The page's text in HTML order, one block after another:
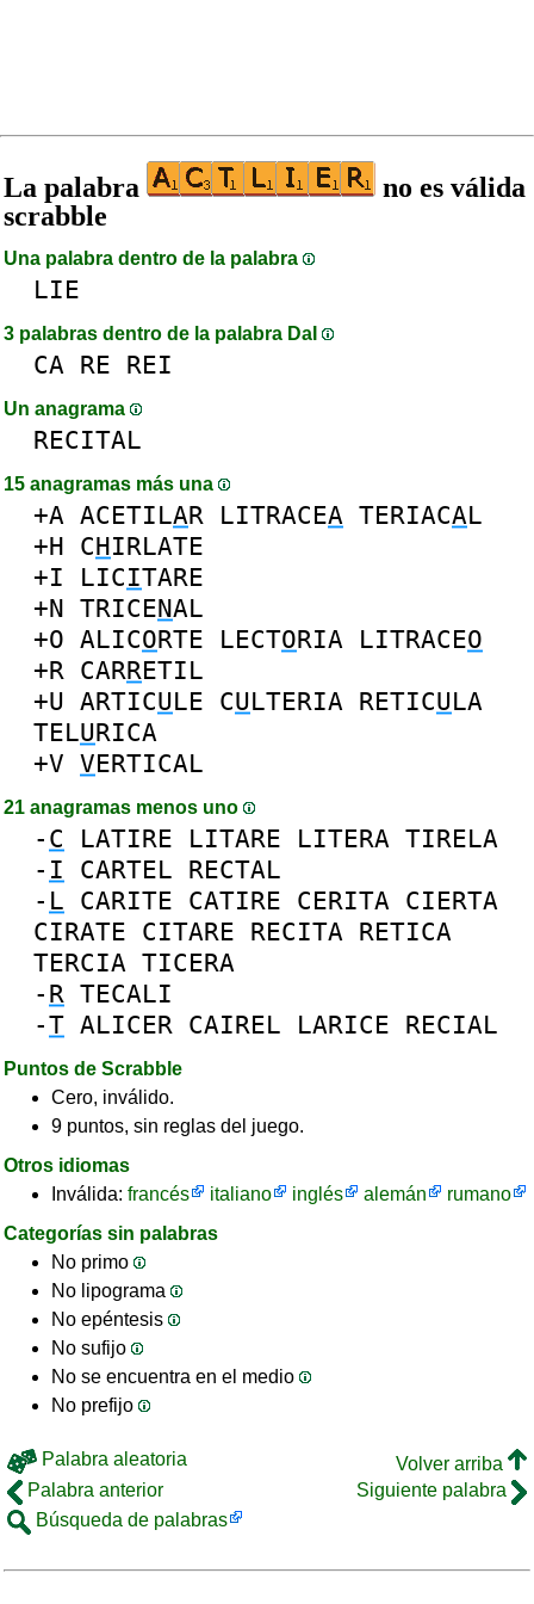
La palabra
no es válida
scrabble
Una palabra dentro de la palabra
LIE
3 palabras dentro de la palabra DaI
CA RE REI
Un anagrama
RECITAL
15 anagramas más una
+A ACETILAR LITRACEA TERIACAL
+H CHIRLATE
+I LICITARE
+N TRICENAL
+O ALICORTE LECTORIA LITRACEO
+R CARRETIL
+U ARTICULE CULTERIA RETICULA
TELURICA
+V VERTICAL
21 anagramas menos uno
- C LATIRE LITARE LITERA TIRELA
- I CARTEL RECTAL
- L CARITE CATIRE CERITA CIERTA
CIRATE CITARE RECITA RETICA
TERCIA TICERA
- R TECALI
-T ALICER CAIREL LARICE RECIAL
Puntos de Scrabble
Cero, inválido.
9 puntos, sin reglas del juego.
Otros idiomas
Inválida: francés italiano inglés alemán
rumano
Categorías sin palabras
No primo
No lipograma
No epéntesis
No sufijo
No se encuentra en el medio
No prefijo
Palabra aleatoria
Volver arriba
Palabra anterior
Siguiente palabra
Búsqueda de palabras